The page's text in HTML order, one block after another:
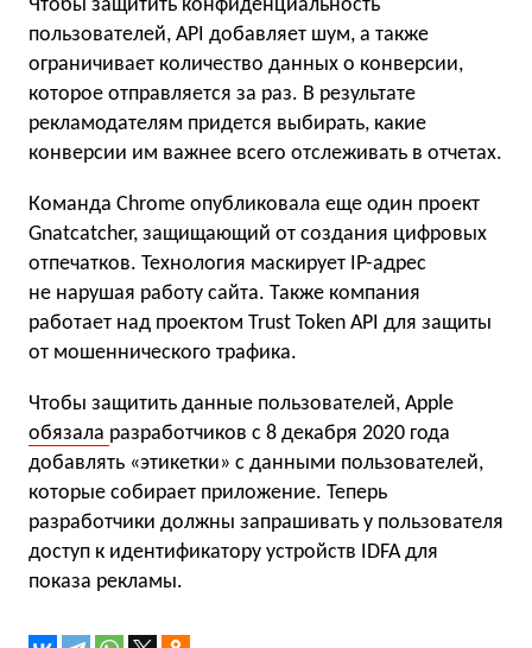
Чтобы защитить конфиденциальность
пользователей, API добавляет шум, а также
ограничивает количество данных о конверсии,
которое отправляется за раз. В результате
рекламодателям придется выбирать, какие
конверсии им важнее всего отслеживать в отчетах.
Команда Chrome опубликовала еще один проект
Gnatcatcher, защищающий от создания цифровых
отпечатков. Технология маскирует IP-адрес
не нарушая работу сайта. Также компания
работает над проектом Trust Token API для защиты
от мошеннического трафика.
Чтобы защитить данные пользователей, Apple
обязала разработчиков с 8 декабря 2020 года
добавлять «этикетки» с данными пользователей,
которые собирает приложение. Теперь
разработчики должны запрашивать у пользователя
доступ к идентификатору устройств IDFA для
показа рекламы.